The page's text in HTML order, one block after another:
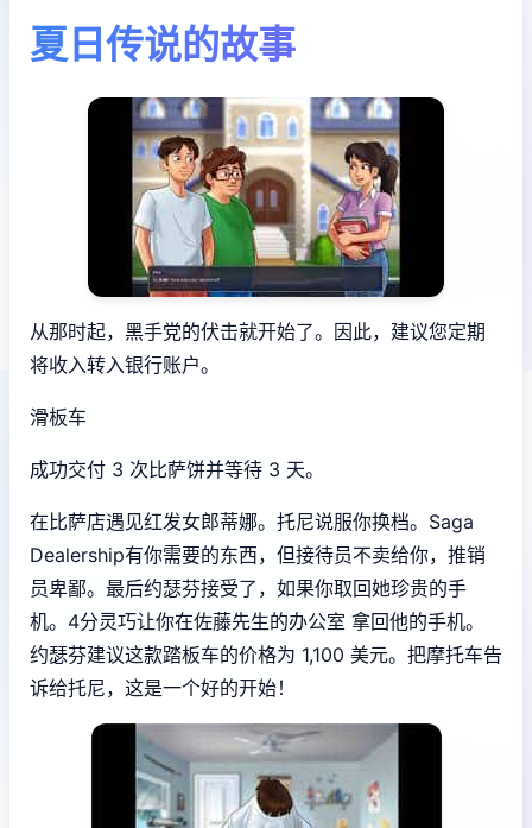
夏日传说的故事
从那时起，黑手党的伏击就开始了。因此，建议您定期
将收入转入银行账户。
滑板车
成功交付 3 次比萨饼并等待 3 天。
在比萨店遇见红发女郎蒂娜。托尼说服你换档。Saga
Dealership有你需要的东西，但接待员不卖给你，推销
员卑鄙。最后约瑟芬接受了，如果你取回她珍贵的手
机。4分灵巧让你在佐藤先生的办公室 拿回他的手机。
约瑟芬建议这款踏板车的价格为 1,100 美元。把摩托车告
诉给托尼，这是一个好的开始！